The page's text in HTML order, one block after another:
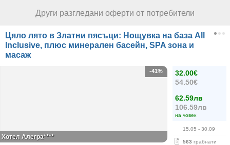
Други разгледани оферти от потребители
Цяло лято в Златни пясъци: Нощувка на база All
Inclusive, плюс минерален басейн, SPA зона и
масаж
32.00€
54.50€
62.59лв
106.59лв
на човек
15.05 - 30.09
563 грабнати
-41%
Хотел Алегра****